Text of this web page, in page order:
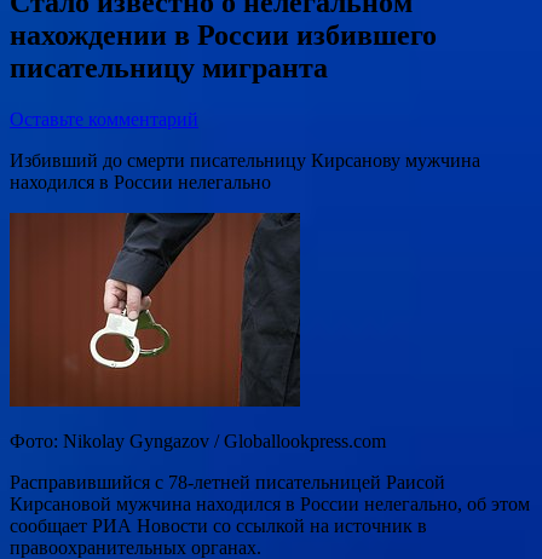
нахождении в России избившего
писательницу мигранта
Оставьте комментарий
Избивший до смерти писательницу Кирсанову мужчина
находился в России нелегально
Фото: Nikolay Gyngazov / Globallookpress.com
Расправившийся с 78-летней писательницей Раисой
Кирсановой мужчина находился в России нелегально, об этом
сообщает РИА Новости со ссылкой на источник в
правоохранительных органах.